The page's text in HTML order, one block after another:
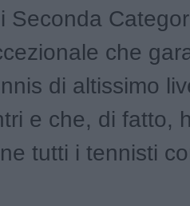
Seconda
che
di altissimo
e che, di fatto,
tutti i tennisti